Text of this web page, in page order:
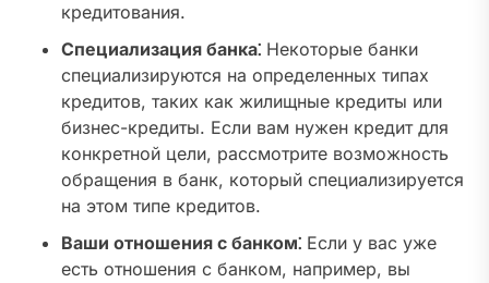
кредитования.
Специализация банка⁚ Некоторые банки
специализируются на определенных типах
кредитов, таких как жилищные кредиты или
бизнес-кредиты. Если вам нужен кредит для
конкретной цели, рассмотрите возможность
обращения в банк, который специализируется
на этом типе кредитов.
Ваши отношения с банком⁚ Если у вас уже
есть отношения с банком, например, вы